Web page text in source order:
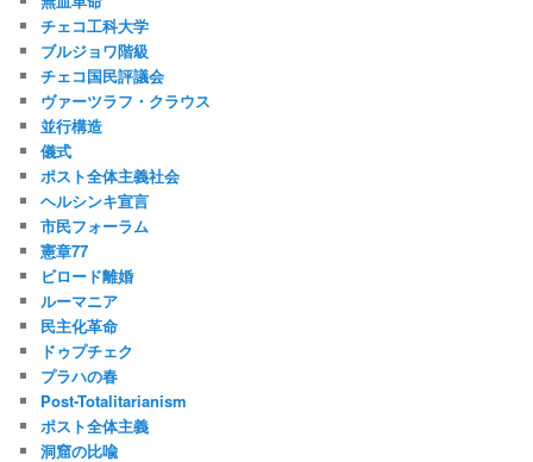
チェコ工科大学
ブルジョワ階級
チェコ国民評議会
ヴァーツラフ・クラウス
並行構造
儀式
ポスト全体主義社会
ヘルシンキ宣言
市民フォーラム
憲章77
ビロード離婚
ルーマニア
民主化革命
ドゥプチェク
プラハの春
Post-Totalitarianism
ポスト全体主義
洞窟の比喩